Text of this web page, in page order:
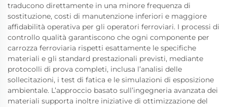
traducono direttamente in una minore frequenza di
sostituzione, costi di manutenzione inferiori e maggiore
affidabilità operativa per gli operatori ferroviari. I processi di
controllo qualità garantiscono che ogni componente per
carrozza ferroviaria rispetti esattamente le specifiche
materiali e gli standard prestazionali previsti, mediante
protocolli di prova completi, inclusa l’analisi delle
sollecitazioni, i test di fatica e le simulazioni di esposizione
ambientale. L’approccio basato sull’ingegneria avanzata dei
materiali supporta inoltre iniziative di ottimizzazione del